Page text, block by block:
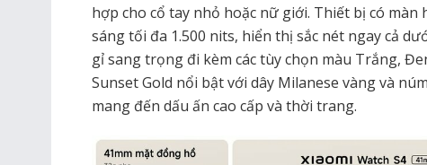
hợp cho cổ tay nhỏ hoặc nữ giới. Thiết bị có màn
sáng tối đa 1.500 nits, hiển thị sắc nét ngay cả
gỉ sang trọng đi kèm các tùy chọn màu Trắng,
Sunset Gold nổi bật với dây Milanese vàng và
mang đến dấu ấn cao cấp và thời trang.